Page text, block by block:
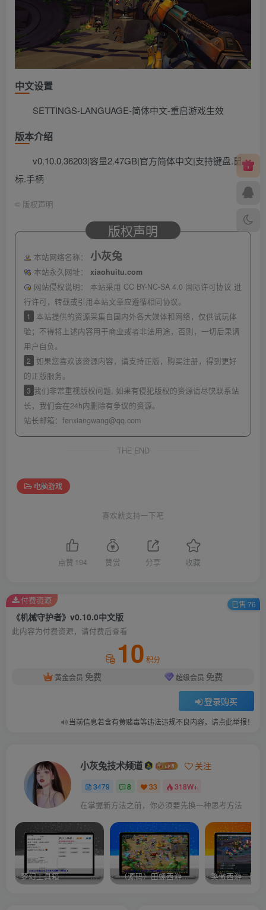
中文设置
SETTINGS-LANGUAGE-简体中文-重启游戏生效
版本介绍
v0.10.0.36203|容量2.47GB|官方简体中文|支持键盘.鼠
标.手柄
© 版权声明
版权声明
本站网络名称： 小灰兔
本站永久网址：
xiaohuitu.com
网站侵权说明：
本站采用 CC BY-NC-SA 4.0 国际许可协议 进
行许可，转载或引用本站文章应遵循相同协议。
1
本站提供的资源采集自国内外各大媒体和网络，仅供试玩体
验；不得将上述内容用于商业或者非法用途，否则，一切后果请
用户自负。
2
如果您喜欢该资源内容，请支持正版，购买注册，得到更好
的正版服务。
3 我们非常重视版权问题, 如果有侵犯版权的资源请尽快联系站
长，我们会在24h内删除有争议的资源。
站长邮箱： fenxiangwang@qq.com
THE END
电脑游戏
喜欢就支持一下吧
点赞 194 赞赏 分享 收藏
《机械守护者》v0.10.0中文版
此内容为付费资源，请付费后查看
10 积分
黄金会员 免费 超级会员 免费
登录购买
当前信息若含有黄赌毒等违法违规不良内容，请点此举报！
付费资源 已售 76
小灰兔技术频道 关注
3479 8 33 318W+
在掌握新方法之前，你必须要先换一种思考方法
梦幻工具箱————-免费 –（源码）田螺西游9.0 假人摆摊18门派飞升渡劫化圣助战最新BB谛听…. 笑傲西游二版-